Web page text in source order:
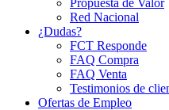
Propuesta de Valor
Red Nacional
¿Dudas?
FCT Responde
FAQ Compra
FAQ Venta
Testimonios de
Ofertas de Empleo